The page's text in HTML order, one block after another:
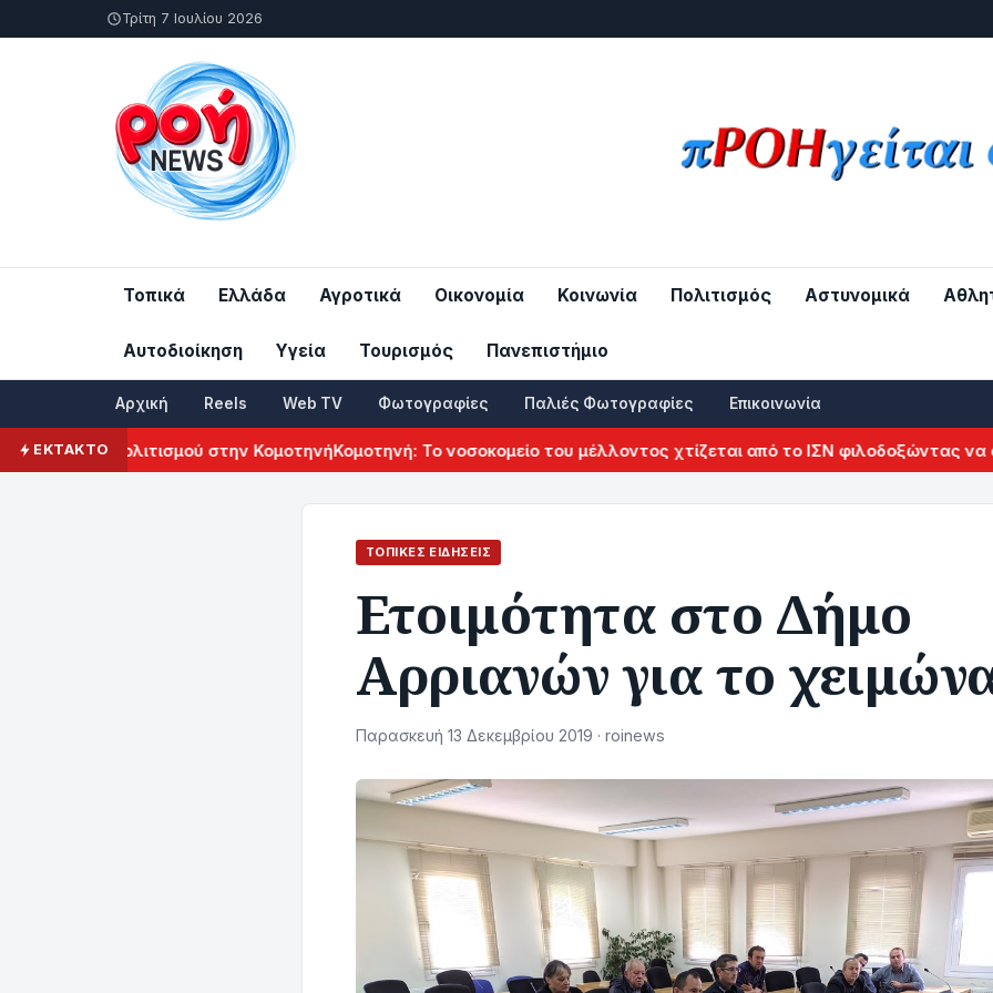
Τρίτη 7 Ιουλίου 2026
Τοπικά Ελλάδα Αγροτικά Οικονομία Κοινωνία Πολιτισμός Αστυνομικά
Αυτοδιοίκηση Υγεία Τουρισμός Πανεπιστήμιο
Αρχική Reels Web TV Φωτογραφίες Παλιές Φωτογραφίες Επικοινωνία
ΕΚΤΑΚΤΟ
Πολιτισμού στην ΚομοτηνήΚομοτηνή: Το νοσοκομείο του μέλλοντος χτίζεται από το ΙΣΝ φιλοδοξώντας να
ΤΟΠΙΚΈΣ ΕΙΔΉΣΕΙΣ
Ετοιμότητα στο Δήμο
Αρριανών για το
Παρασκευή 13 Δεκεμβρίου 2019 · roinews